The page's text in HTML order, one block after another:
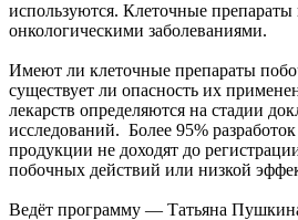
используются. Клеточные препараты
онкологическими заболеваниями.
Имеют ли клеточные препараты
существует ли опасность их
лекарств определяются на стадии
исследований. Более 95%
продукции не доходят до
побочных действий или низкой
Ведёт программу — Татьяна